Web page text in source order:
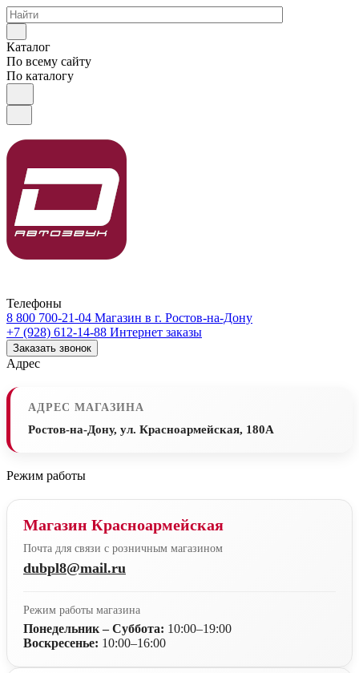
Каталог
По всему сайту
По каталогу
Телефоны
8 800 700-21-04 Магазин в г. Ростов-на-Дону
+7 (928) 612-14-88 Интернет заказы
Заказать звонок
Адрес
АДРЕС МАГАЗИНА
Ростов-на-Дону, ул. Красноармейская, 180А
Режим работы
Магазин Красноармейская
Почта для связи с розничным магазином
dubpl8@mail.ru
Режим работы магазина
Понедельник – Суббота: 10:00–19:00
Воскресенье: 10:00–16:00